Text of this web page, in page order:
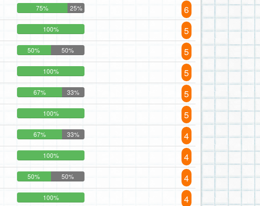
75% 25% 6
100% 5
50% 50% 5
100% 5
67% 33% 5
100% 5
67% 33% 4
100% 4
50% 50% 4
100% 4